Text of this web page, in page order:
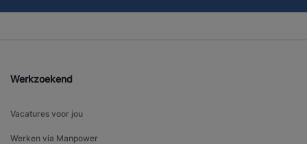
Werkzoekend
Vacatures voor jou
Werken via Manpower